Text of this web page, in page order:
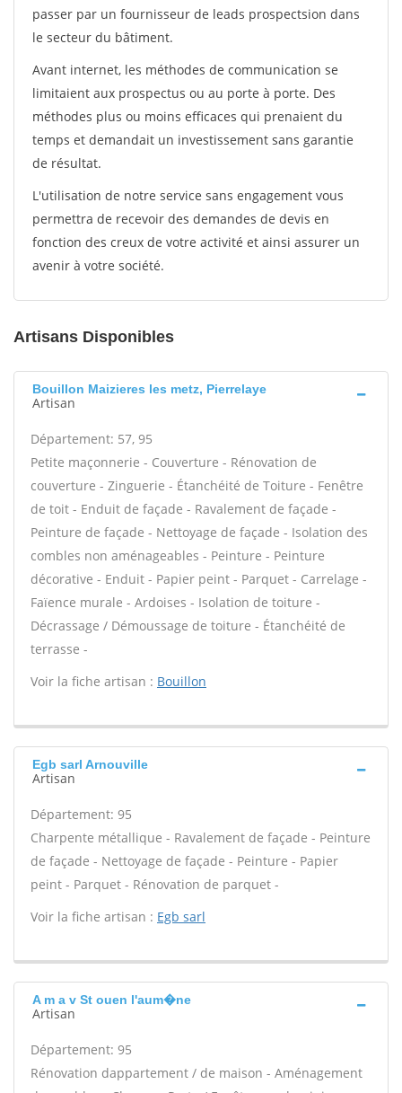
passer par un fournisseur de leads prospectsion dans
le secteur du bâtiment.
Avant internet, les méthodes de communication se
limitaient aux prospectus ou au porte à porte. Des
méthodes plus ou moins efficaces qui prenaient du
temps et demandait un investissement sans garantie
de résultat.
L'utilisation de notre service sans engagement vous
permettra de recevoir des demandes de devis en
fonction des creux de votre activité et ainsi assurer un
avenir à votre société.
Artisans Disponibles
Bouillon Maizieres les metz, Pierrelaye
Artisan
Département: 57, 95
Petite maçonnerie - Couverture - Rénovation de
couverture - Zinguerie - Étanchéité de Toiture - Fenêtre
de toit - Enduit de façade - Ravalement de façade -
Peinture de façade - Nettoyage de façade - Isolation des
combles non aménageables - Peinture - Peinture
décorative - Enduit - Papier peint - Parquet - Carrelage -
Faïence murale - Ardoises - Isolation de toiture -
Décrassage / Démoussage de toiture - Étanchéité de
terrasse -
Voir la fiche artisan : Bouillon
Egb sarl Arnouville
Artisan
Département: 95
Charpente métallique - Ravalement de façade - Peinture
de façade - Nettoyage de façade - Peinture - Papier
peint - Parquet - Rénovation de parquet -
Voir la fiche artisan : Egb sarl
A m a v St ouen l'aum�ne
Artisan
Département: 95
Rénovation dappartement / de maison - Aménagement